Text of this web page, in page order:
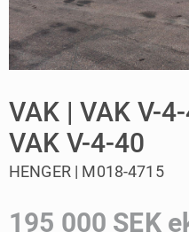
VAK | VAK V-
VAK V-4-40
HENGER | M018-4715
195 000 SEK